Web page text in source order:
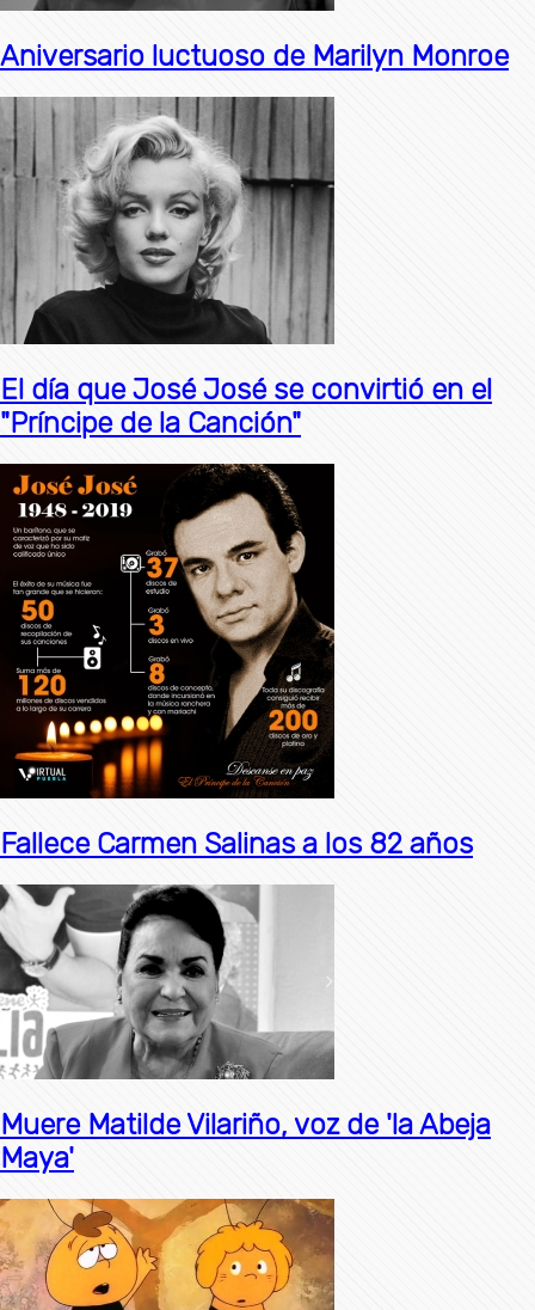
Aniversario luctuoso de Marilyn Monroe
El día que José José se convirtió en el
"Príncipe de la Canción"
Fallece Carmen Salinas a los 82 años
Muere Matilde Vilariño, voz de 'la Abeja
Maya'